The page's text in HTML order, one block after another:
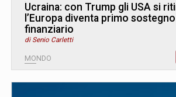
Ucraina: con Trump gli USA si
l’Europa diventa primo
finanziario
di Senio Carletti
MONDO